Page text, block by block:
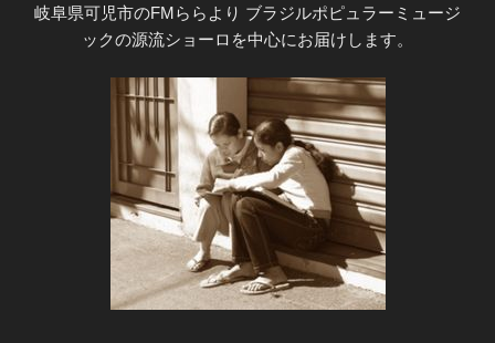
岐阜県可児市のFMららより ブラジルポピュラーミュージ
ックの源流ショーロを中心にお届けします。